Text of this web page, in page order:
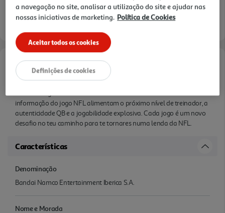
Informações de Marketing
informação do jogo NFL alimentam o próximo nível de treinador, a
autenticidade QB e a jogabilidade explosiva. Cada jogo é um novo
desafio no teu caminho para te tornares numa lenda da NFL.
Características
Denominação
Bandai Namco Entertainment Iberica S.A.
Nome e Morada
a navegação no site, analisar a utilização do site e ajudar nas
nossas iniciativas de marketing. Política de Cookies
Aceitar todos os cookies
Definições de cookies